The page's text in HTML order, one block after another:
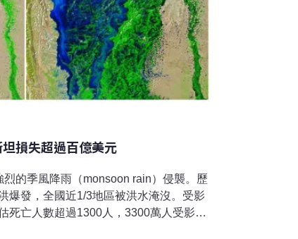
損失超過百億美元
的季風降雨（monsoon rain）侵襲。歷
爆發，全國近1/3地區被洪水淹沒。受影
死亡人數超過1300人，3300萬人受影